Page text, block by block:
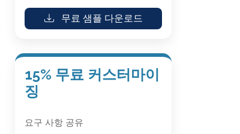
무료 샘플 다운로드
15% 무료 커스터마이
징
요구 사항 공유